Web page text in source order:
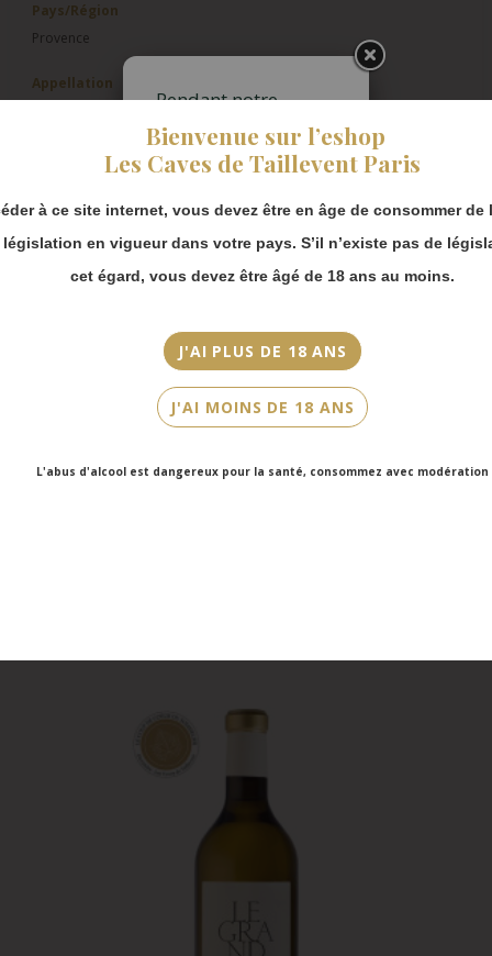
Bienvenue sur l’eshop
Les Caves de Taillevent Paris
à ce site internet, vous devez être en âge de consommer de
législation en vigueur dans votre pays. S’il n’existe pas de
cet égard, vous devez être âgé de 18 ans au moins.
J'AI PLUS DE 18 ANS
J'AI MOINS DE 18 ANS
L'abus d'alcool est dangereux pour la santé, consommez avec modération
Pays/Région
Provence
Appellation
Rouge
75cl
Pendant notre
fermeture estivale,
vous pouvez
continuer à passer
Merci de bien
prendre en compte :
Les envois
partir du 31 août.
Les commandes
en click-and-
collect (cave
Faubourg Saint-
Victor Hugo)